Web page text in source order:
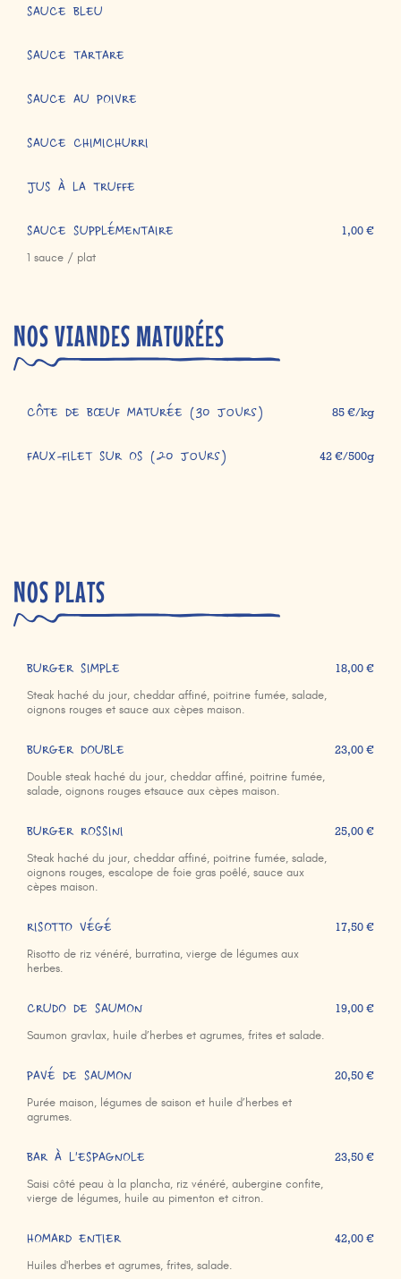
SAUCE BLEU
SAUCE TARTARE
SAUCE AU POIVRE
SAUCE CHIMICHURRI
JUS À LA TRUFFE
SAUCE SUPPLÉMENTAIRE
1 sauce / plat
1,00 €
NOS VIANDES MATURÉES
CÔTE DE BŒUF MATURÉE (30 jours) 85 €/kg
FAUX-FILET SUR OS (20 jours) 42 €/500g
NOS PLATS
BURGER SIMPLE
Steak haché du jour, cheddar affiné, poitrine fumée, salade,
oignons rouges et sauce aux cèpes maison.
18,00 €
BURGER DOUBLE
Double steak haché du jour, cheddar affiné, poitrine fumée,
salade, oignons rouges etsauce aux cèpes maison.
23,00 €
BURGER ROSSINI
Steak haché du jour, cheddar affiné, poitrine fumée, salade,
oignons rouges, escalope de foie gras poêlé, sauce aux
cèpes maison.
25,00 €
RISOTTO VÉGÉ
Risotto de riz vénéré, burratina, vierge de légumes aux
herbes.
17,50 €
CRUDO DE SAUMON
Saumon gravlax, huile d’herbes et agrumes, frites et salade.
19,00 €
PAVÉ DE SAUMON
Purée maison, légumes de saison et huile d’herbes et
agrumes.
20,50 €
BAR À L'ESPAGNOLE
Saisi côté peau à la plancha, riz vénéré, aubergine confite,
vierge de légumes, huile au pimenton et citron.
23,50 €
HOMARD ENTIER
Huiles d'herbes et agrumes, frites, salade.
42,00 €